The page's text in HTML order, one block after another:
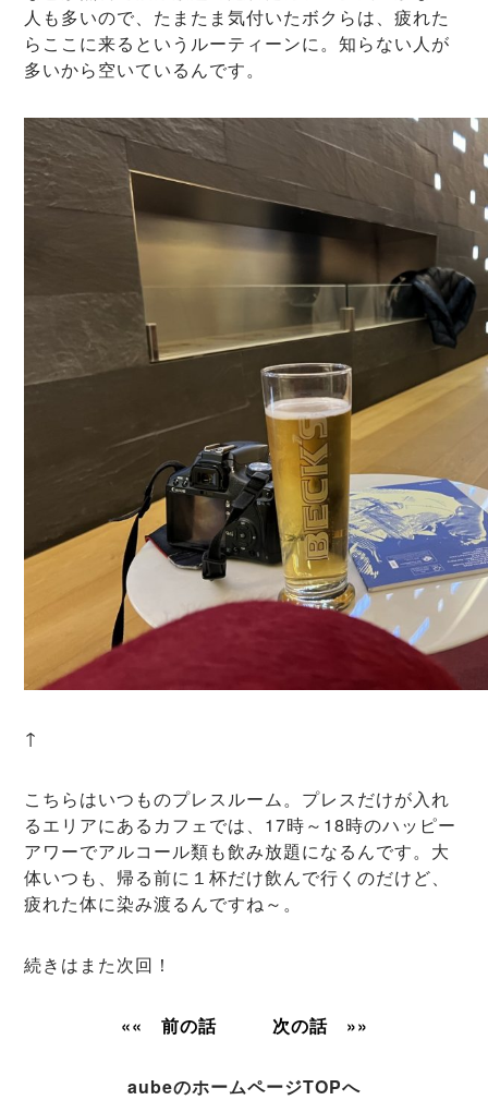
人も多いので、たまたま気付いたボクらは、疲れた
らここに来るというルーティーンに。知らない人が
多いから空いているんです。
↑
こちらはいつものプレスルーム。プレスだけが入れ
るエリアにあるカフェでは、17時～18時のハッピー
アワーでアルコール類も飲み放題になるんです。大
体いつも、帰る前に１杯だけ飲んで行くのだけど、
疲れた体に染み渡るんですね～。
続きはまた次回！
«« 前の話 次の話 »»
aubeのホームページTOPへ